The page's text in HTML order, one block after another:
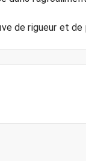
de rigueur et de